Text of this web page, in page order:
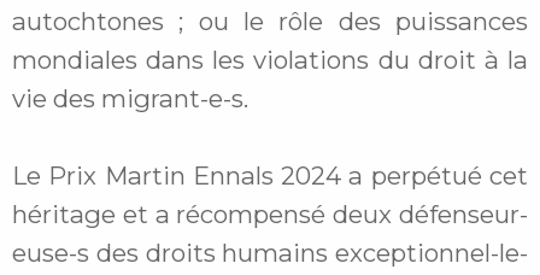
autochtones ; ou le rôle des puissances
mondiales dans les violations du droit à la
vie des migrant-e-s.
Le Prix Martin Ennals 2024 a perpétué cet
héritage et a récompensé deux défenseur-
euse-s des droits humains exceptionnel-le-